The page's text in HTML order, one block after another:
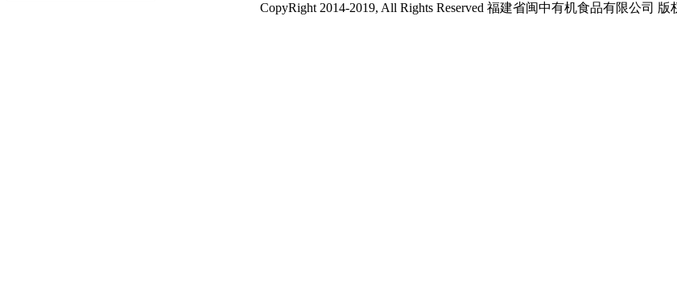
CopyRight 2014-2019, All Rights Reserved 福建省闽中有机食品有限公司 版